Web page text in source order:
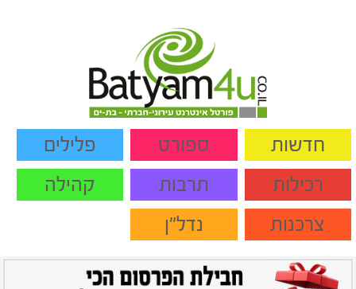
חדשות ספורט
פלילים
רכילות
תרבות
קהילה
צרכנות
נדל"ן